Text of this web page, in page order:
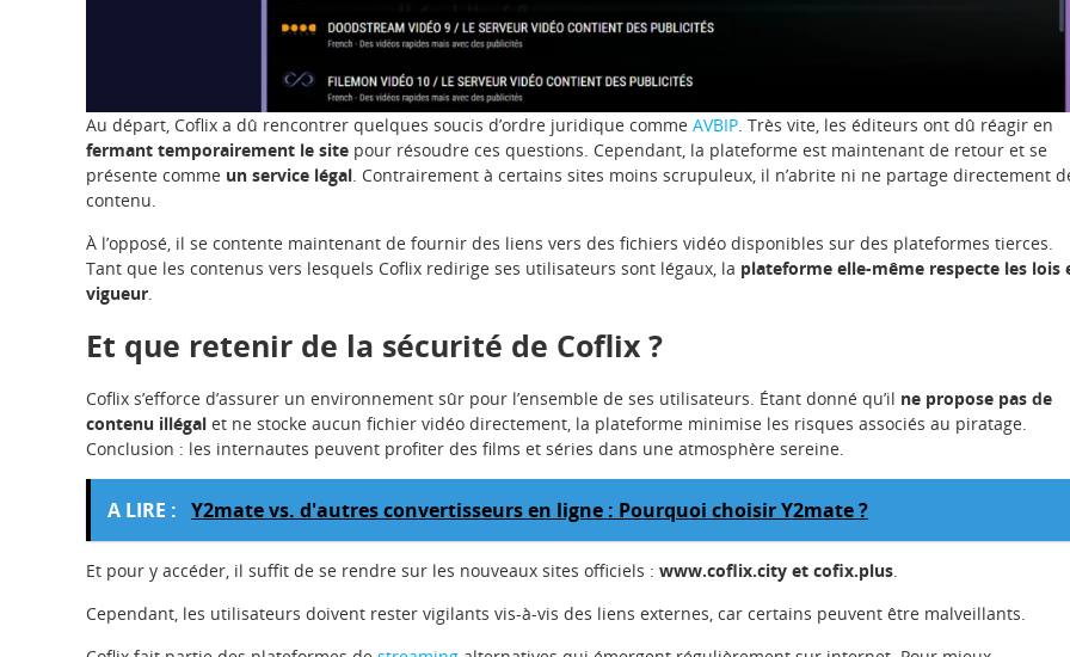
Au départ, Coflix a dû rencontrer quelques soucis d’ordre juridique comme AVBIP. Très vite, les éditeurs ont dû réagir en
fermant temporairement le site pour résoudre ces questions. Cependant, la plateforme est maintenant de retour et se
présente comme un service légal. Contrairement à certains sites moins scrupuleux, il n’abrite ni ne partage directement
contenu.
À l’opposé, il se contente maintenant de fournir des liens vers des fichiers vidéo disponibles sur des plateformes tierces.
Tant que les contenus vers lesquels Coflix redirige ses utilisateurs sont légaux, la plateforme elle-même respecte les lois
vigueur.
Et que retenir de la sécurité de Coflix ?
Coflix s’efforce d’assurer un environnement sûr pour l’ensemble de ses utilisateurs. Étant donné qu’il ne propose pas de
contenu illégal et ne stocke aucun fichier vidéo directement, la plateforme minimise les risques associés au piratage.
Conclusion : les internautes peuvent profiter des films et séries dans une atmosphère sereine.
A LIRE : Y2mate vs. d'autres convertisseurs en ligne : Pourquoi choisir Y2mate ?
Et pour y accéder, il suffit de se rendre sur les nouveaux sites officiels : www.coflix.city et cofix.plus.
Cependant, les utilisateurs doivent rester vigilants vis-à-vis des liens externes, car certains peuvent être malveillants.